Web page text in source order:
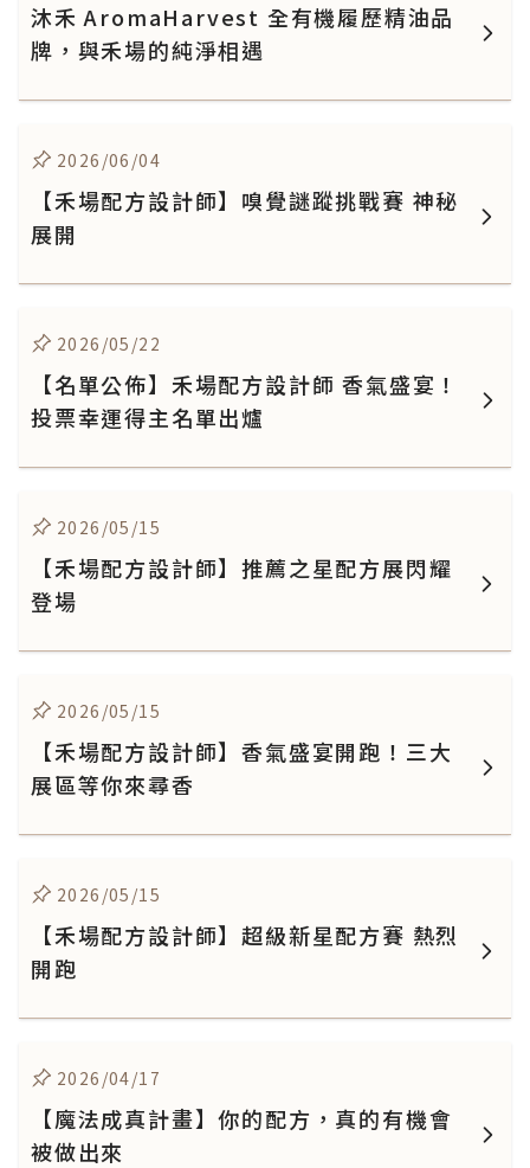
沐禾 AromaHarvest 全有機履歷精油品
牌，與禾場的純淨相遇
2026/06/04
【禾場配方設計師】嗅覺謎蹤挑戰賽 神秘
展開
2026/05/22
【名單公佈】禾場配方設計師 香氣盛宴！
投票幸運得主名單出爐
2026/05/15
【禾場配方設計師】推薦之星配方展閃耀
登場
2026/05/15
【禾場配方設計師】香氣盛宴開跑！三大
展區等你來尋香
2026/05/15
【禾場配方設計師】超級新星配方賽 熱烈
開跑
2026/04/17
【魔法成真計畫】你的配方，真的有機會
被做出來